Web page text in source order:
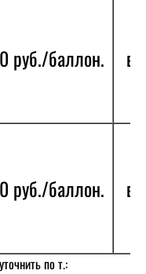
руб./баллон. в
руб./баллон. в
по т.: